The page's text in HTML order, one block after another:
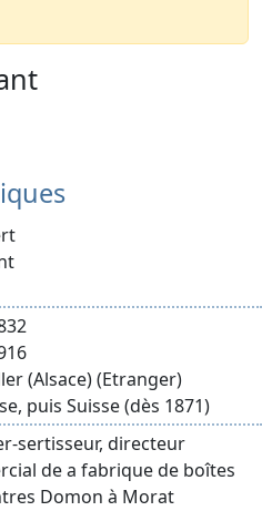
(Alsace) (Etranger)
puis Suisse (dès 1871)
sertisseur, directeur
de a fabrique de boîtes
Domon à Morat